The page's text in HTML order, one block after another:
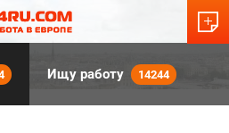
Ищу работу 14244